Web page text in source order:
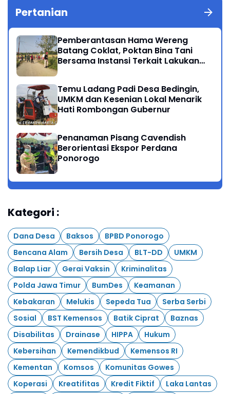
Pertanian
Pemberantasan Hama Wereng
Batang Coklat, Poktan Bina Tani
Bersama Instansi Terkait Lakukan
Temu Ladang Padi Desa Bedingin,
UMKM dan Kesenian Lokal Menarik
Hati Rombongan Gubernur
Penanaman Pisang Cavendish
Berorientasi Ekspor Perdana
Ponorogo
Kategori :
Dana Desa Baksos
BPBD Ponorogo
Bencana Alam
Bersih Desa BLT-DD
UMKM
Balap Liar
Gerai Vaksin
Kriminalitas
Polda Jawa Timur
BumDes
Keamanan
Kebakaran
Melukis Sepeda Tua
Serba Serbi
Sosial
BST Kemensos Batik Ciprat
Baznas
Disabilitas
Drainase HIPPA
Hukum
Kebersihan
Kemendikbud
Kemensos RI
Kementan
Komsos
Komunitas Gowes
Koperasi
Kreatifitas Kredit Fiktif
Laka Lantas